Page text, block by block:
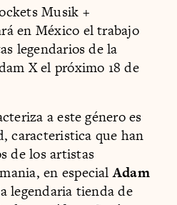
Musik +
en México el trabajo
legendarios de la
X el próximo 18 de
a este género es
caracteristica que han
de los artistas
en especialAdam
legendaria tienda de